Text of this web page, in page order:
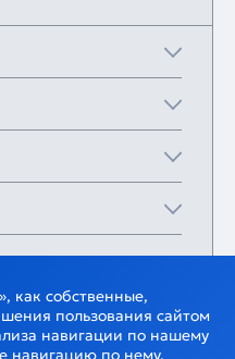
как собственные,
пользования сайтом
навигации по нашему
навигацию по нему,